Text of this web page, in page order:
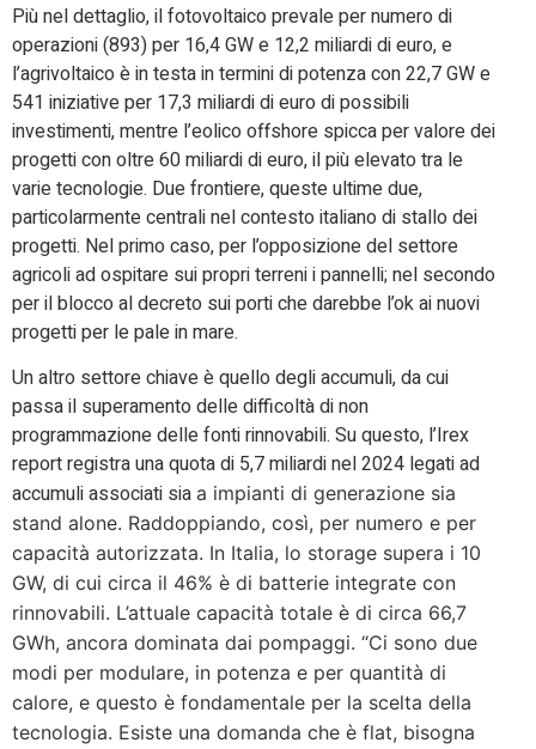
Più nel dettaglio, il fotovoltaico prevale per numero di
operazioni (893) per 16,4 GW e 12,2 miliardi di euro, e
l’agrivoltaico è in testa in termini di potenza con 22,7 GW e
541 iniziative per 17,3 miliardi di euro di possibili
investimenti, mentre l’eolico offshore spicca per valore dei
progetti con oltre 60 miliardi di euro, il più elevato tra le
varie tecnologie. Due frontiere, queste ultime due,
particolarmente centrali nel contesto italiano di stallo dei
progetti. Nel primo caso, per l’opposizione del settore
agricoli ad ospitare sui propri terreni i pannelli; nel secondo
per il blocco al decreto sui porti che darebbe l’ok ai nuovi
progetti per le pale in mare.
Un altro settore chiave è quello degli accumuli, da cui
passa il superamento delle difficoltà di non
programmazione delle fonti rinnovabili. Su questo, l’Irex
report registra una quota di 5,7 miliardi nel 2024 legati ad
accumuli associati sia a impianti di generazione sia
stand alone. Raddoppiando, così, per numero e per
capacità autorizzata. In Italia, lo storage supera i 10
GW, di cui circa il 46% è di batterie integrate con
rinnovabili. L’attuale capacità totale è di circa 66,7
GWh, ancora dominata dai pompaggi. “Ci sono due
modi per modulare, in potenza e per quantità di
calore, e questo è fondamentale per la scelta della
tecnologia. Esiste una domanda che è flat, bisogna